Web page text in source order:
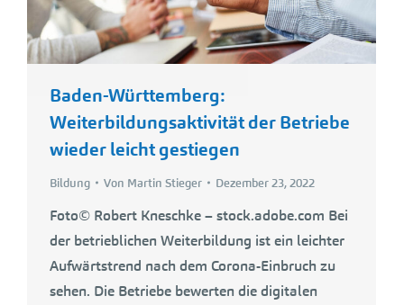
Baden-Württemberg:
Weiterbildungsaktivität der Betriebe
wieder leicht gestiegen
Bildung Von Martin Stieger Dezember 23, 2022
Foto© Robert Kneschke – stock.adobe.com Bei
der betrieblichen Weiterbildung ist ein leichter
Aufwärtstrend nach dem Corona-Einbruch zu
sehen. Die Betriebe bewerten die digitalen